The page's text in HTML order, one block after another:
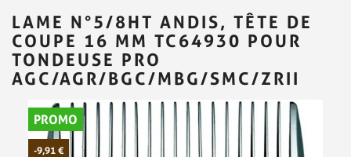
LAME N°5/8HT ANDIS, TÊTE DE
COUPE 16 MM TC64930 POUR
TONDEUSE PRO
AGC/AGR/BGC/MBG/SMC/ZRII
PROMO
-9,91 €